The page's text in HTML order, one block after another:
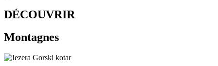
DÉCOUVRIR
Montagnes